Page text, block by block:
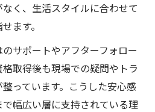
く、生活スタイルに合わせて
ます。
サポートやアフターフォロー
取得後も現場での疑問やトラ
っています。こうした安心感
幅広い層に支持されている理